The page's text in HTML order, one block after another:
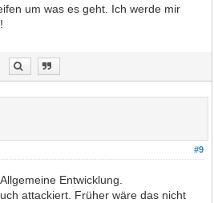
um was es geht. Ich werde mir
#9
Entwicklung.
attackiert. Früher wäre das nicht